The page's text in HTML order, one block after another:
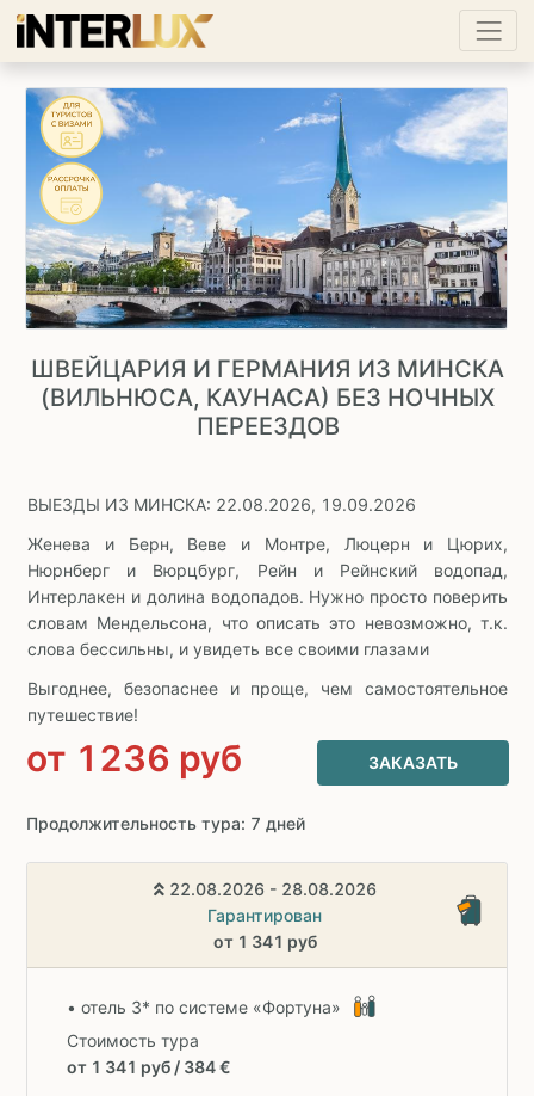
ШВЕЙЦАРИЯ И ГЕРМАНИЯ ИЗ МИНСКА
(ВИЛЬНЮСА, КАУНАСА) БЕЗ НОЧНЫХ
ПЕРЕЕЗДОВ
ВЫЕЗДЫ ИЗ МИНСКА: 22.08.2026, 19.09.2026
Женева и Берн, Веве и Монтре, Люцерн и Цюрих,
Нюрнберг и Вюрцбург, Рейн и Рейнский водопад,
Интерлакен и долина водопадов. Нужно просто поверить
словам Мендельсона, что описать это невозможно, т.к.
слова бессильны, и увидеть все своими глазами
Выгоднее, безопаснее и проще, чем самостоятельное
путешествие!
от 1236 руб ЗАКАЗАТЬ
Продолжительность тура: 7 дней
22.08.2026 - 28.08.2026
Гарантирован
от 1 341 руб
• отель 3* по системе «Фортуна»
Стоимость тура
от 1 341 руб / 384 €